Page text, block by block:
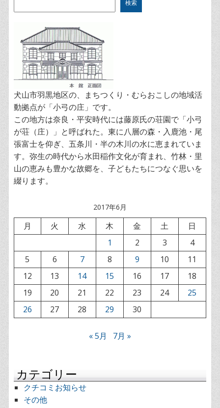
検索
犬山市羽黒地区の、まちつくり・むらおこしの地域活
動拠点が「小弓の庄」です。
この地方は奈良・平安時代には藤原氏の荘園で「小弓
が荘（庄）」と呼ばれた。東に八層の森・入鹿池・尾
張富士を仰ぎ、五条川・半の木川の水に恵まれていま
す。弥生の時代から水田稲作文化が育まれ、竹林・里
山の恵みも豊かな故郷を、子どもたちにつなぐ思いを
綴ります。
2017年6月
月 火 水 木 金 土
日
1
2 3
4
5
6 7 8 9 10
11
12
13 14 15 16 17
18
19
20 21 22 23 24
25
26
27 28 29 30
« 5月 7月 »
カテゴリー
クチコミお知らせ
その他